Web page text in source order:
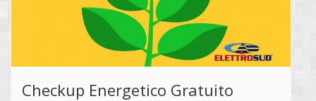
Checkup Energetico Gratuito